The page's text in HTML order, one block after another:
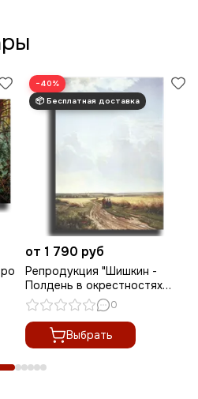
−40%
от 1 790 руб
Репродукция "Шишкин -
Полдень в окрестностях
Москвы "
0
Выбрать